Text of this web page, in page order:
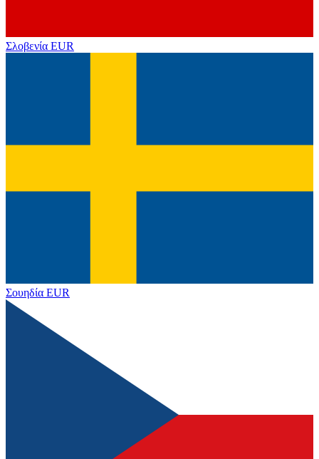
Σλοβενία EUR
Σουηδία EUR